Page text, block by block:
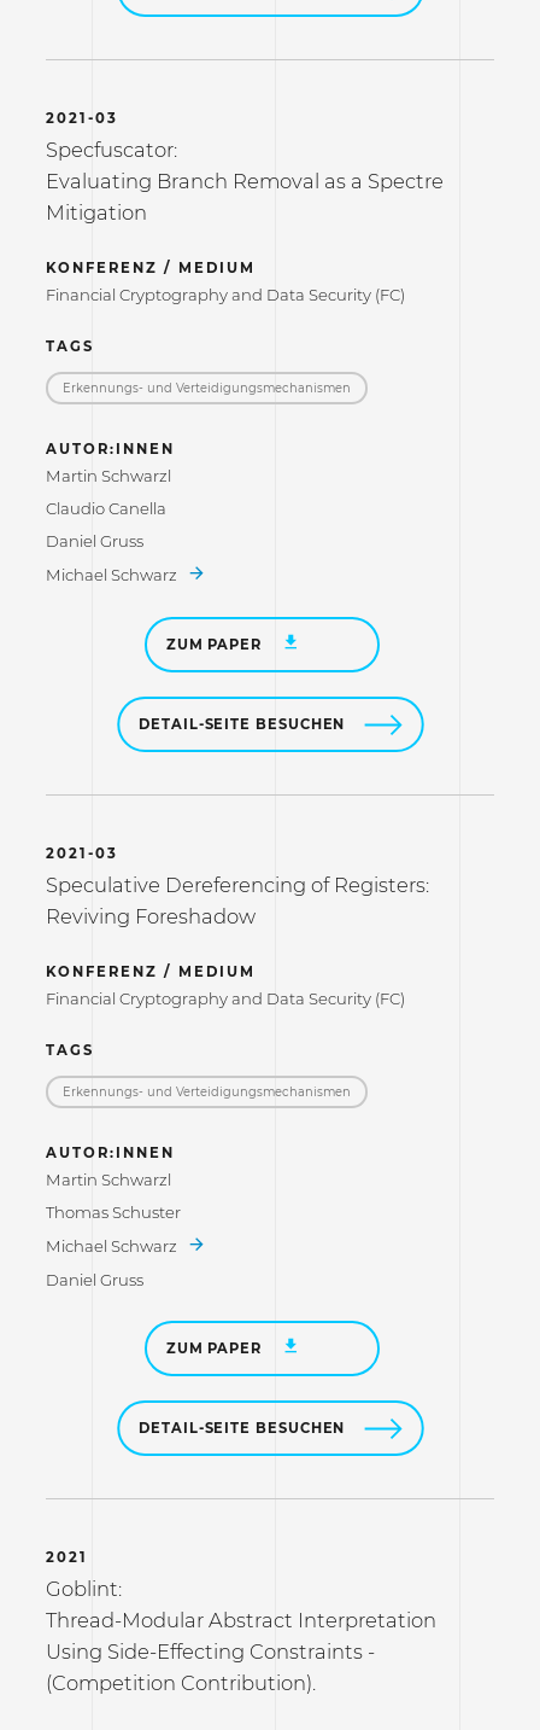
2021-03
Specfuscator:
Evaluating Branch Removal as a Spectre
Mitigation
KONFERENZ / MEDIUM
Financial Cryptography and Data Security (FC)
TAGS
Erkennungs- und Verteidigungs­mechanismen
AUTOR:INNEN
Martin Schwarzl
Claudio Canella
Daniel Gruss
Michael Schwarz
ZUM PAPER
DETAIL-SEITE BESUCHEN
2021-03
Speculative Dereferencing of Registers:
Reviving Foreshadow
KONFERENZ / MEDIUM
Financial Cryptography and Data Security (FC)
TAGS
Erkennungs- und Verteidigungs­mechanismen
AUTOR:INNEN
Martin Schwarzl
Thomas Schuster
Michael Schwarz
Daniel Gruss
ZUM PAPER
DETAIL-SEITE BESUCHEN
2021
Goblint:
Thread-Modular Abstract Interpretation
Using Side-Effecting Constraints -
(Competition Contribution).